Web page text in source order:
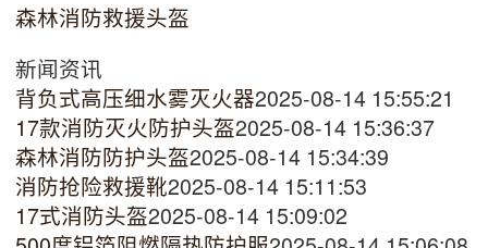
森林消防救援头盔
新闻资讯
背负式高压细水雾灭火器2025-08-14 15:55:21
17款消防灭火防护头盔2025-08-14 15:36:37
森林消防防护头盔2025-08-14 15:34:39
消防抢险救援靴2025-08-14 15:11:53
17式消防头盔2025-08-14 15:09:02